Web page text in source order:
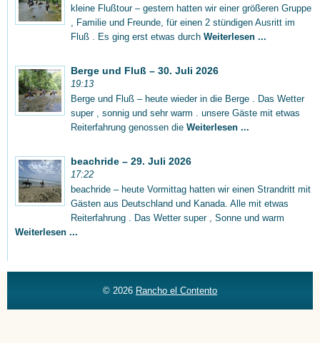
kleine Flußtour – gestern hatten wir einer größeren Gruppe
, Familie und Freunde, für einen 2 stündigen Ausritt im
Fluß . Es ging erst etwas durch Weiterlesen ...
Berge und Fluß – 30. Juli 2026
19:13
Berge und Fluß – heute wieder in die Berge . Das Wetter
super , sonnig und sehr warm . unsere Gäste mit etwas
Reiterfahrung genossen die Weiterlesen ...
beachride – 29. Juli 2026
17:22
beachride – heute Vormittag hatten wir einen Strandritt mit
Gästen aus Deutschland und Kanada. Alle mit etwas
Reiterfahrung . Das Wetter super , Sonne und warm
Weiterlesen ...
© 2026 Rancho el Contento